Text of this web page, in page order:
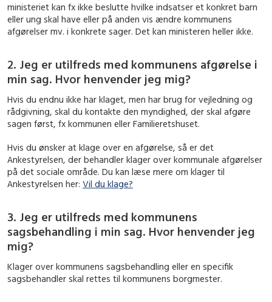
ministeriet kan fx ikke beslutte hvilke indsatser et konkret barn
eller ung skal have eller på anden vis ændre kommunens
afgørelser mv. i konkrete sager. Det kan ministeren heller ikke.
2. Jeg er utilfreds med kommunens afgørelse i
min sag. Hvor henvender jeg mig?
Hvis du endnu ikke har klaget, men har brug for vejledning og
rådgivning, skal du kontakte den myndighed, der skal afgøre
sagen først, fx kommunen eller Familieretshuset.
Hvis du ønsker at klage over en afgørelse, så er det
Ankestyrelsen, der behandler klager over kommunale afgørelser
på det sociale område. Du kan læse mere om klager til
Ankestyrelsen her: Vil du klage?
3. Jeg er utilfreds med kommunens
sagsbehandling i min sag. Hvor henvender jeg
mig?
Klager over kommunens sagsbehandling eller en specifik
sagsbehandler skal rettes til kommunens borgmester.